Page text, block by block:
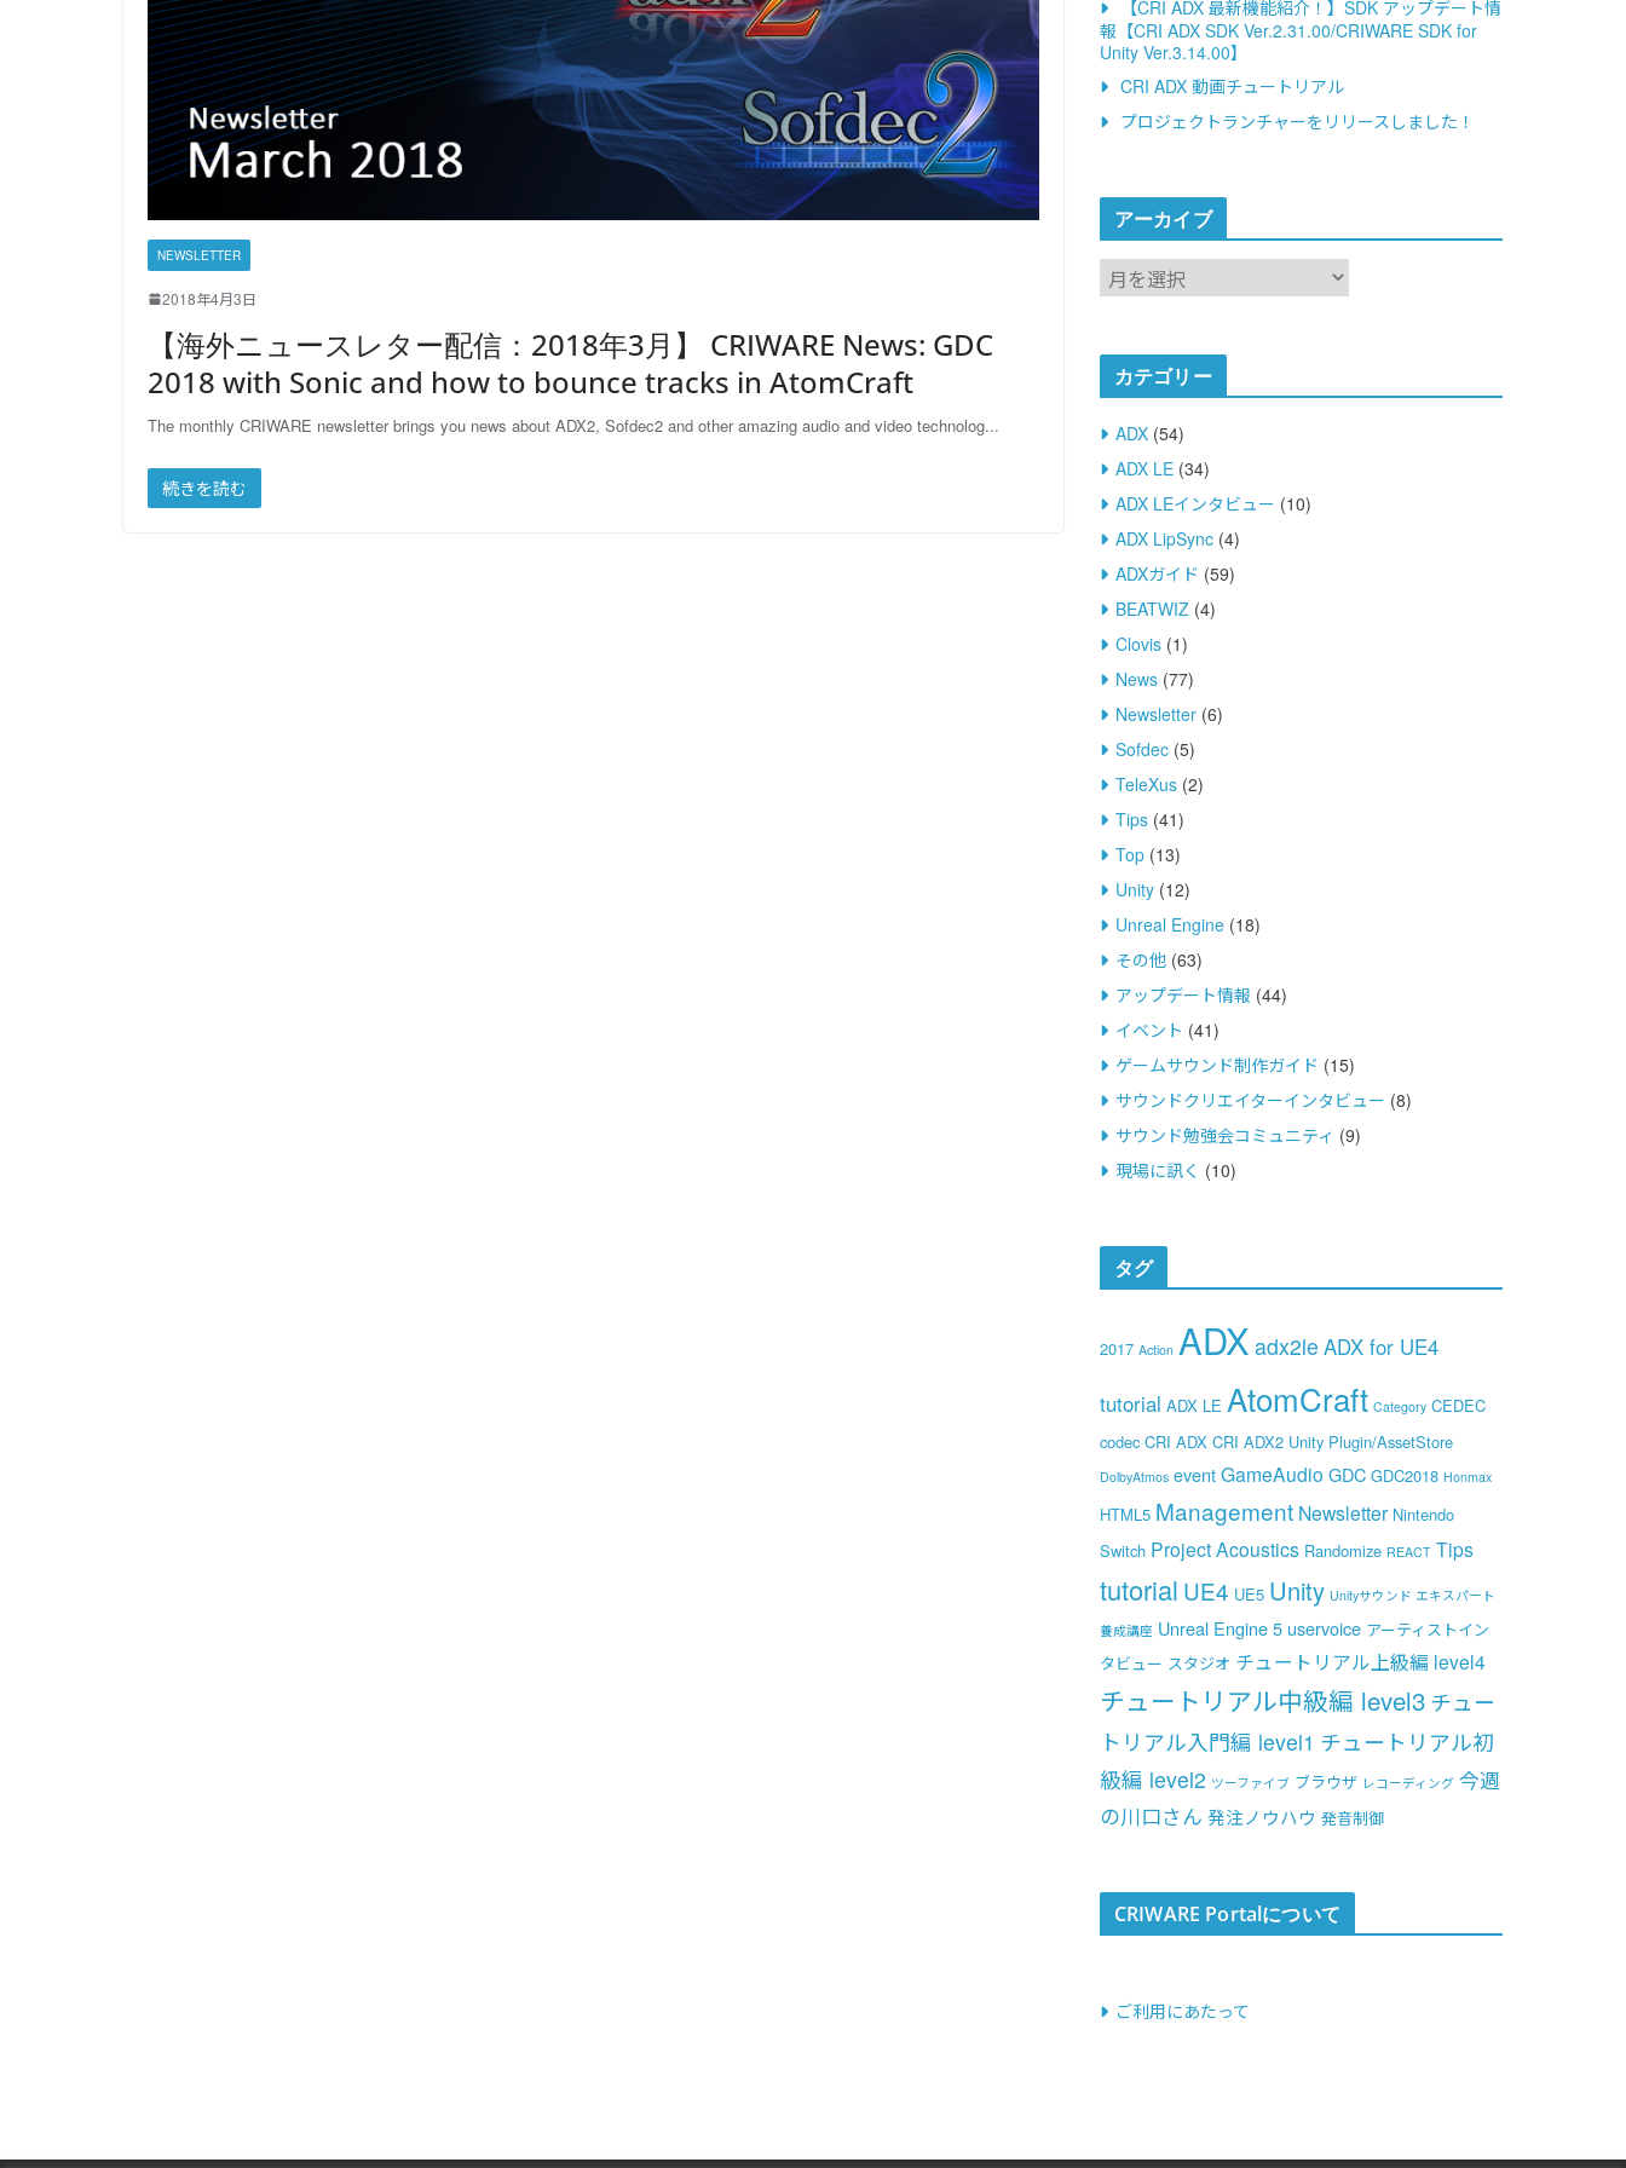
NEWSLETTER
2018年4月3日
【海外ニュースレター配信：2018年3月】 CRIWARE News: GDC
2018 with Sonic and how to bounce tracks in AtomCraft
The monthly CRIWARE newsletter brings you news about ADX2, Sofdec2 and other amazing audio and video technolog
続きを読む
【CRI ADX 最新機能紹介！】SDK アップデート情
報【CRI ADX SDK Ver.2.31.00/CRIWARE SDK for
Unity Ver.3.14.00】
CRI ADX 動画チュートリアル
プロジェクトランチャーをリリースしました！
アーカイブ
ア
ー
イ
ブ
カテゴリー
ADX (54)
ADX LE (34)
ADX LEインタビュー (10)
ADX LipSync (4)
ADXガイド (59)
BEATWIZ (4)
Clovis (1)
News (77)
Newsletter (6)
Sofdec (5)
TeleXus (2)
Tips (41)
Top (13)
Unity (12)
Unreal Engine (18)
その他 (63)
アップデート情報 (44)
イベント (41)
ゲームサウンド制作ガイド (15)
サウンドクリエイターインタビュー (8)
サウンド勉強会コミュニティ (9)
現場に訊く (10)
タグ
2017 Action ADX adx2le ADX for UE4
tutorial ADX LE AtomCraft Category CEDEC
codec CRI ADX CRI ADX2 Unity Plugin/AssetStore
DolbyAtmos eventGameAudio GDC GDC2018 Honmax
HTML5 Management Newsletter Nintendo
Switch Project Acoustics Randomize REACT Tips
tutorial UE4 UE5 Unity Unityサウンド エキスパート
養成講座 Unreal Engine 5 uservoice アーティストイン
タビュー スタジオ チュートリアル上級編 level4
チュートリアル中級編 level3 チュー
トリアル入門編 level1 チュートリアル初
級編 level2 ツーファイブ ブラウザ レコーディング 今週
の川口さん 発注ノウハウ 発音制御
CRIWARE Portalについて
ご利用にあたって